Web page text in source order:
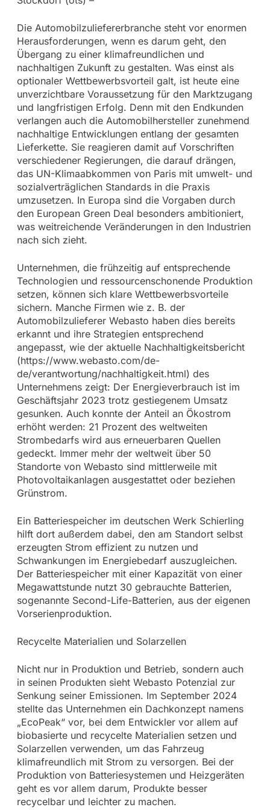
Die Automobilzuliefererbranche steht vor enormen
Herausforderungen, wenn es darum geht, den
Übergang zu einer klimafreundlichen und
nachhaltigen Zukunft zu gestalten. Was einst als
optionaler Wettbewerbsvorteil galt, ist heute eine
unverzichtbare Voraussetzung für den Marktzugang
und langfristigen Erfolg. Denn mit den Endkunden
verlangen auch die Automobilhersteller zunehmend
nachhaltige Entwicklungen entlang der gesamten
Lieferkette. Sie reagieren damit auf Vorschriften
verschiedener Regierungen, die darauf drängen,
das UN-Klimaabkommen von Paris mit umwelt- und
sozialverträglichen Standards in die Praxis
umzusetzen. In Europa sind die Vorgaben durch
den European Green Deal besonders ambitioniert,
was weitreichende Veränderungen in den Industrien
nach sich zieht.
Unternehmen, die frühzeitig auf entsprechende
Technologien und ressourcenschonende Produktion
setzen, können sich klare Wettbewerbsvorteile
sichern. Manche Firmen wie z. B. der
Automobilzulieferer Webasto haben dies bereits
erkannt und ihre Strategien entsprechend
angepasst, wie der aktuelle Nachhaltigkeitsbericht
(https://www.webasto.com/de-
de/verantwortung/nachhaltigkeit.html) des
Unternehmens zeigt: Der Energieverbrauch ist im
Geschäftsjahr 2023 trotz gestiegenem Umsatz
gesunken. Auch konnte der Anteil an Ökostrom
erhöht werden: 21 Prozent des weltweiten
Strombedarfs wird aus erneuerbaren Quellen
gedeckt. Immer mehr der weltweit über 50
Standorte von Webasto sind mittlerweile mit
Photovoltaikanlagen ausgestattet oder beziehen
Grünstrom.
Ein Batteriespeicher im deutschen Werk Schierling
hilft dort außerdem dabei, den am Standort selbst
erzeugten Strom effizient zu nutzen und
Schwankungen im Energiebedarf auszugleichen.
Der Batteriespeicher mit einer Kapazität von einer
Megawattstunde nutzt 30 gebrauchte Batterien,
sogenannte Second-Life-Batterien, aus der eigenen
Vorserienproduktion.
Recycelte Materialien und Solarzellen
Nicht nur in Produktion und Betrieb, sondern auch
in seinen Produkten sieht Webasto Potenzial zur
Senkung seiner Emissionen. Im September 2024
stellte das Unternehmen ein Dachkonzept namens
„EcoPeak“ vor, bei dem Entwickler vor allem auf
biobasierte und recycelte Materialien setzen und
Solarzellen verwenden, um das Fahrzeug
klimafreundlich mit Strom zu versorgen. Bei der
Produktion von Batteriesystemen und Heizgeräten
geht es vor allem darum, Produkte besser
recycelbar und leichter zu machen.